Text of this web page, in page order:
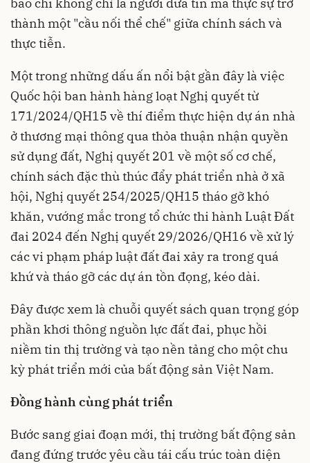
thành một "cầu nối thể chế" giữa chính sách và
thực tiễn.
Một trong những dấu ấn nổi bật gần đây là việc
Quốc hội ban hành hàng loạt Nghị quyết từ
171/2024/QH15 về thí điểm thực hiện dự án nhà
ở thương mại thông qua thỏa thuận nhận quyền
sử dụng đất, Nghị quyết 201 về một số cơ chế,
chính sách đặc thù thúc đẩy phát triển nhà ở xã
hội, Nghị quyết 254/2025/QH15 tháo gỡ khó
khăn, vướng mắc trong tổ chức thi hành Luật Đất
đai 2024 đến Nghị quyết 29/2026/QH16 về xử lý
các vi phạm pháp luật đất đai xảy ra trong quá
khứ và tháo gỡ các dự án tồn đọng, kéo dài.
Đây được xem là chuỗi quyết sách quan trọng góp
phần khơi thông nguồn lực đất đai, phục hồi
niềm tin thị trường và tạo nền tảng cho một chu
kỳ phát triển mới của bất động sản Việt Nam.
Đồng hành cùng phát triển
Bước sang giai đoạn mới, thị trường bất động sản
đang đứng trước yêu cầu tái cấu trúc toàn diện